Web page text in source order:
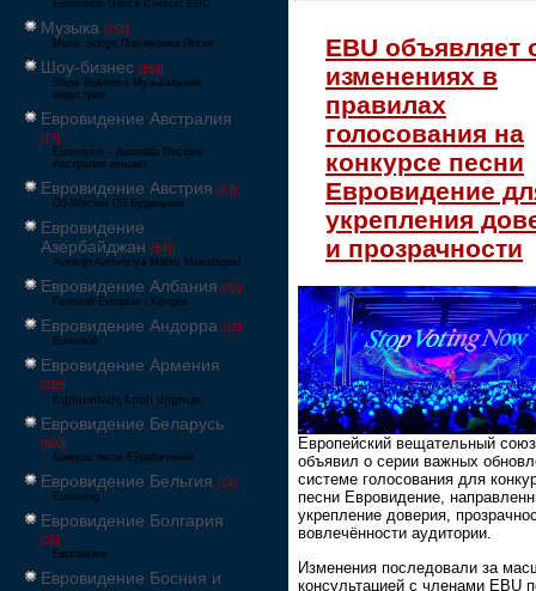
Eurovision Dance Contest EDC
Музыка [257]
Music Songs Поп-музыка Песни
Шоу-бизнес [564]
Show Business Музыкальная
индустрия
Евровидение Австралия
[17]
Eurovision – Australia Decides
Австралия решает
Евровидение Австрия [24]
Ö3-Wecker Ö3 Будильник
Евровидение
Азербайджан [549]
Avrovijn Avroviziya Mahnı Müsabiqəsi
Евровидение Албания [32]
Festivali Evropian i Këngës
Евровидение Андорра [15]
Eurovisió
Евровидение Армения
[228]
Եվրատեսիլ երգի մրցույթ
Евровидение Беларусь
[600]
Конкурс песні Еўрабачанне
Евровидение Бельгия [24]
Eurosong
Евровидение Болгария
[26]
Евровизия
Евровидение Босния и
EBU объявляет
изменениях в
правилах
голосования на
конкурсе песни
Евровидение
укрепления
и прозрачности
Европейский вещательный
объявил о серии важных
системе голосования для
песни Евровидение,
укрепление доверия,
вовлечённости аудитории.
Изменения последовали за
консультацией с членами EBU